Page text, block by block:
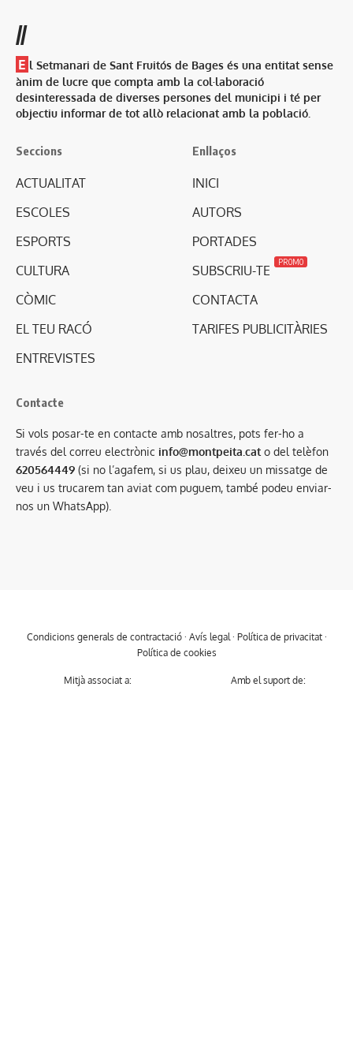
//
E l Setmanari de Sant Fruitós de Bages és una entitat sense
ànim de lucre que compta amb la col·laboració
desinteressada de diverses persones del municipi i té per
objectiu informar de tot allò relacionat amb la població.
Seccions
ACTUALITAT
ESCOLES
ESPORTS
CULTURA
CÒMIC
EL TEU RACÓ
ENTREVISTES
Enllaços
INICI
AUTORS
PORTADES
SUBSCRIU-TE
PROMO
CONTACTA
TARIFES PUBLICITÀRIES
Contacte
Si vols posar-te en contacte amb nosaltres, pots fer-ho a
través del correu electrònic info@montpeita.cato del telèfon
620564449 (si no l’agafem, si us plau, deixeu un missatge de
veu i us trucarem tan aviat com puguem, també podeu enviar-
nos un WhatsApp).
Condicions generals de contractació· Avís legal· Política de privacitat·
Política de cookies
Mitjà associat a: Amb el suport de: